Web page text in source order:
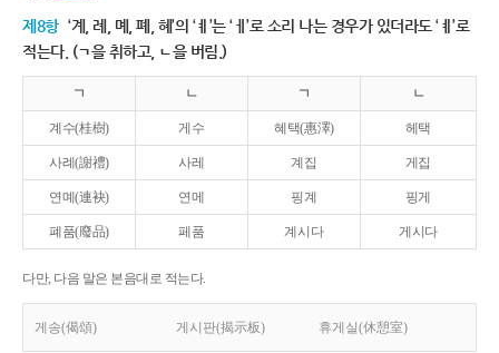
제8항 ‘계, 례, 몌, 폐, 혜’의 ‘ㅖ’는 ‘ㅔ’로 소리 나는 경우가 있더라도 ‘ㅖ’로
적는다. (ㄱ을 취하고, ㄴ을 버림.)
ㄱ ㄴ ㄱ ㄴ
계수(桂樹) 게수 혜택(惠澤) 헤택
사례(謝禮) 사레 계집 게집
연몌(連袂) 연메 핑계 핑게
폐품(廢品) 페품 계시다 게시다
다만, 다음 말은 본음대로 적는다.
게송(偈頌) 게시판(揭示板) 휴게실(休憩室)